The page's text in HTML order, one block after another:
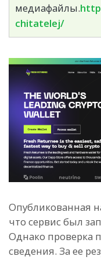
медиафайлы.
chitatelej/
Опубликованная
что сервис был
Однако проверка
сведения. За ее